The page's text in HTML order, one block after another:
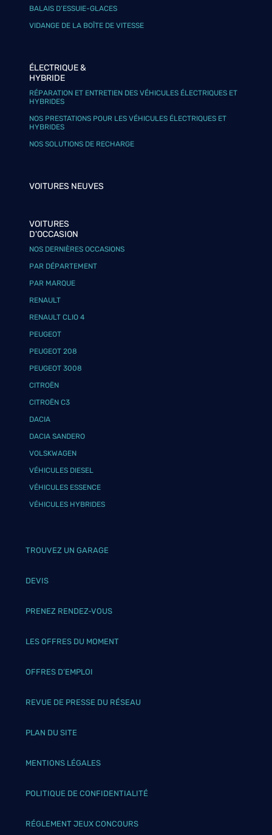
BALAIS D’ESSUIE-GLACES
VIDANGE DE LA BOÎTE DE VITESSE
ÉLECTRIQUE &
HYBRIDE
RÉPARATION ET ENTRETIEN DES VÉHICULES ÉLECTRIQUES ET
HYBRIDES
NOS PRESTATIONS POUR LES VÉHICULES ÉLECTRIQUES ET
HYBRIDES
NOS SOLUTIONS DE RECHARGE
VOITURES NEUVES
VOITURES
D'OCCASION
NOS DERNIÈRES OCCASIONS
PAR DÉPARTEMENT
PAR MARQUE
RENAULT
RENAULT CLIO 4
PEUGEOT
PEUGEOT 208
PEUGEOT 3008
CITROËN
CITROËN C3
DACIA
DACIA SANDERO
VOLSKWAGEN
VÉHICULES DIESEL
VÉHICULES ESSENCE
VÉHICULES HYBRIDES
TROUVEZ UN GARAGE
DEVIS
PRENEZ RENDEZ-VOUS
LES OFFRES DU MOMENT
OFFRES D’EMPLOI
REVUE DE PRESSE DU RÉSEAU
PLAN DU SITE
MENTIONS LÉGALES
POLITIQUE DE CONFIDENTIALITÉ
RÉGLEMENT JEUX CONCOURS